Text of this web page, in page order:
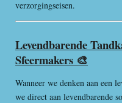
verzorgingseisen.
Levendbarende
Sfeermakers 🎨
Wanneer we denken aan een
we direct aan levendbarende